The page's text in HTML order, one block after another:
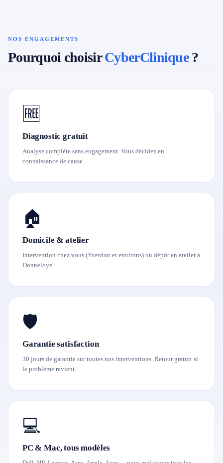
NOS ENGAGEMENTS
Pourquoi choisirCyberClinique?
🆓
Diagnostic gratuit
Analyse complète sans engagement. Vous décidez en
connaissance de cause.
🏠
Domicile & atelier
Intervention chez vous (Yverdon et environs) ou dépôt en atelier à
Donneloye.
🛡️
Garantie satisfaction
30 jours de garantie sur toutes nos interventions. Retour gratuit si
le problème revient.
💻
PC & Mac, tous modèles